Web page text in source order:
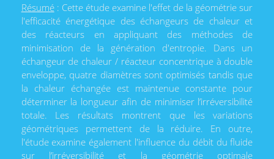
Résumé: Cette étude examine l'effet de la géométrie sur
l'efficacité énergétique des échangeurs de chaleur et
des réacteurs en appliquant des méthodes de
minimisation de la génération d'entropie. Dans un
échangeur de chaleur / réacteur concentrique à double
enveloppe, quatre diamètres sont optimisés tandis que
la chaleur échangée est maintenue constante pour
déterminer la longueur afin de minimiser l’irréversibilité
totale. Les résultats montrent que les variations
géométriques permettent de la réduire. En outre,
l'étude examine également l'influence du débit du fluide
sur l’irréversibilité et la géométrie optimale